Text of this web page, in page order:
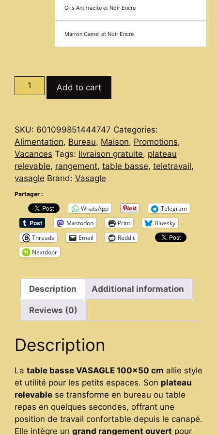
Gris Anthracite et Noir Encre
Marron Camel et Noir Encre
VASAGLE
Table
cm
Plateau
Relevable
—
Rangement
Ouvert
Compartiment
Caché
quantity
Add to cart
SKU: 601099851444747 Categories:
Alimentation, Bureau, Maison, Promotions,
Vacances Tags: livraison gratuite, plateau
relevable, rangement, table basse, teletravail,
vasagle Brand: Vasagle
Partager :
WhatsApp
Telegram
Mastodon
Print
Bluesky
Threads
Email
Reddit
Nextdoor
Description Additional information
Reviews (0)
Description
La table basse VASAGLE 100×50 cm allie style
et utilité pour les petits espaces. Son plateau
relevable se transforme en bureau ou table
repas en quelques secondes, offrant une
position de travail confortable depuis le canapé.
Elle intègre un grand rangement ouvert pour